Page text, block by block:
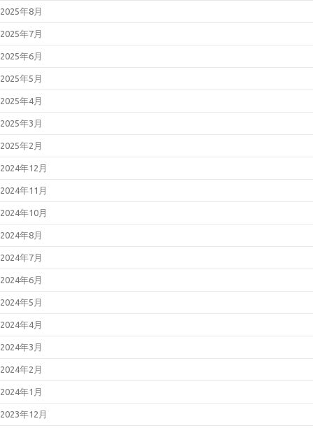
2025年8月
2025年7月
2025年6月
2025年5月
2025年4月
2025年3月
2025年2月
2024年12月
2024年11月
2024年10月
2024年8月
2024年7月
2024年6月
2024年5月
2024年4月
2024年3月
2024年2月
2024年1月
2023年12月